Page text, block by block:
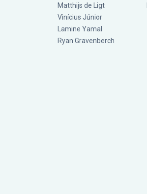
Matthijs de Ligt
Vinícius Júnior
Lamine Yamal
Ryan Gravenberch